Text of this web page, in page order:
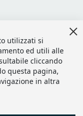
utilizzati si
ed utili alle
cliccando
questa pagina,
in altra